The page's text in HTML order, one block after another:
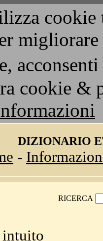
cookie &
DIZIONARIO
-
RICERCA
intuito